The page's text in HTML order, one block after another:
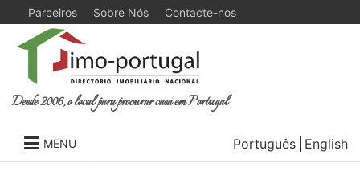
Parceiros Sobre Nós Contacte-nos
Desde 2006, o local para procurar casa em Portugal
MENU Português English